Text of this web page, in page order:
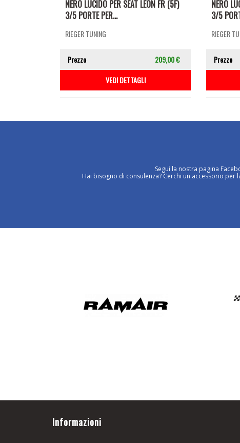
NERO LUCIDO PER SEAT LEON FR (5F)
3/5 PORTE PER...
RIEGER TUNING
Prezzo
209,00 €
VEDI DETTAGLI
NERO
3/5
RIEGER
Prezzo
Segui la nostra pagina
Hai bisogno di consulenza? Cerchi un accessorio
Informazioni